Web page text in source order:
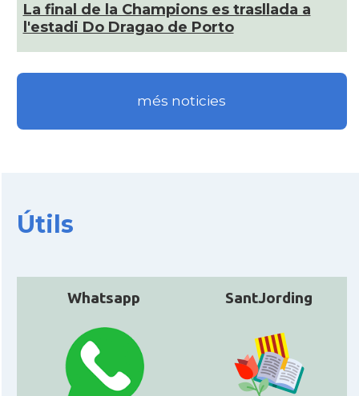
La final de la Champions es trasllada a
l'estadi Do Dragao de Porto
més noticies
Útils
Whatsapp SantJording